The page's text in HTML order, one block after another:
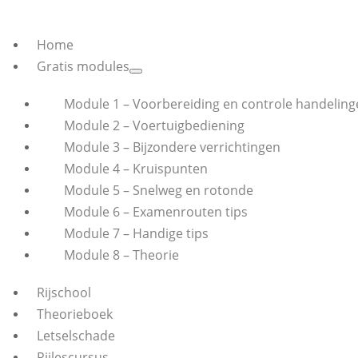
Home
Gratis modules
Module 1 – Voorbereiding en controle
Module 2 – Voertuigbediening
Module 3 – Bijzondere verrichtingen
Module 4 – Kruispunten
Module 5 – Snelweg en rotonde
Module 6 – Examenrouten tips
Module 7 – Handige tips
Module 8 – Theorie
Rijschool
Theorieboek
Letselschade